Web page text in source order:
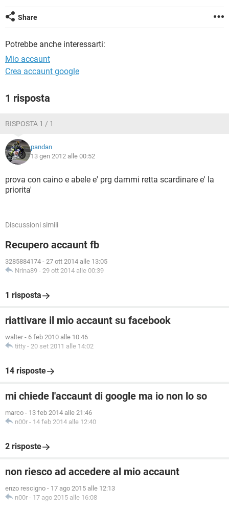
Share
Potrebbe anche interessarti:
Mio accaunt
Crea accaunt google
1 risposta
RISPOSTA 1 / 1
pandan
13 gen 2012 alle 00:52
prova con caino e abele e' prg dammi retta scardinare e' la
priorita'
Discussioni simili
Recupero accaunt fb
3285884174 - 27 ott 2014 alle 13:05
Nrina89 - 29 ott 2014 alle 00:39
1 risposta
riattivare il mio accaunt su facebook
walter - 6 feb 2010 alle 10:46
titty - 20 set 2011 alle 14:02
14 risposte
mi chiede l'accaunt di google ma io non lo so
marco - 13 feb 2014 alle 21:46
n00r - 14 feb 2014 alle 12:40
2 risposte
non riesco ad accedere al mio accaunt
enzo rescigno - 17 ago 2015 alle 12:13
n00r - 17 ago 2015 alle 16:08